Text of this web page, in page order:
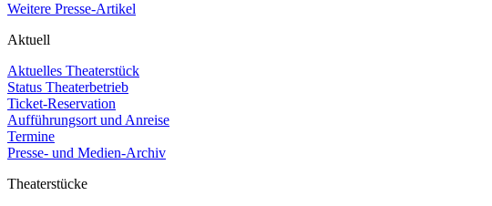
Weitere Presse-Artikel
Aktuell
Aktuelles Theaterstück
Status Theaterbetrieb
Ticket-Reservation
Aufführungsort und Anreise
Termine
Presse- und Medien-Archiv
Theaterstücke